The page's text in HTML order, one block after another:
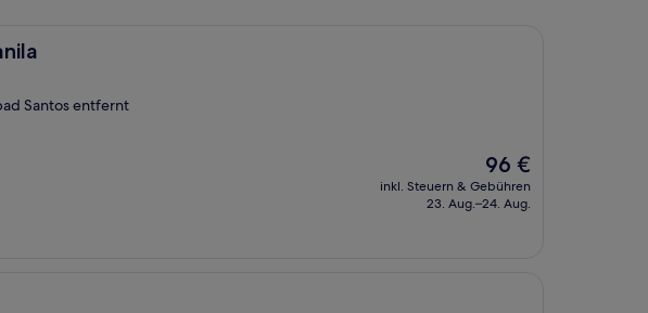
Santos entfernt
Der
Preis
beträgt
96 €
inkl. Steuern & Gebühren
23. Aug.–24. Aug.